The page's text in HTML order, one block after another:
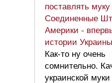
поставлять муку
Соединенные
Америки -
истории
Как-то ну очень
сомнительно.
украинской